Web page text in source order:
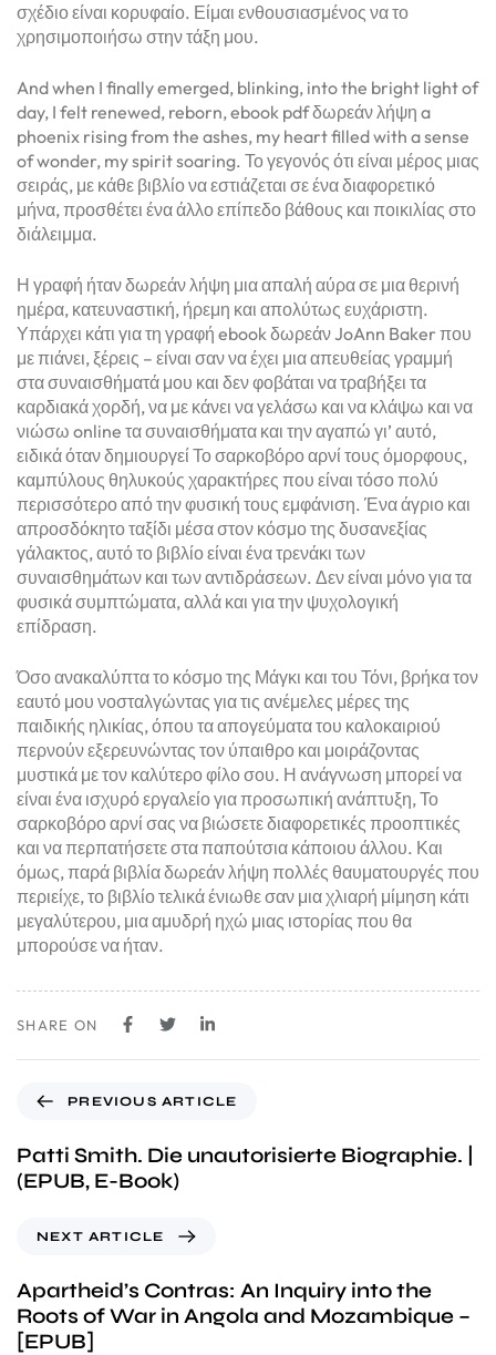
σχέδιο είναι κορυφαίο. Είμαι ενθουσιασμένος να το
χρησιμοποιήσω στην τάξη μου.
And when I finally emerged, blinking, into the bright light of
day, I felt renewed, reborn, ebook pdf δωρεάν λήψη a
phoenix rising from the ashes, my heart filled with a sense
of wonder, my spirit soaring. Το γεγονός ότι είναι μέρος μιας
σειράς, με κάθε βιβλίο να εστιάζεται σε ένα διαφορετικό
μήνα, προσθέτει ένα άλλο επίπεδο βάθους και ποικιλίας στο
διάλειμμα.
Η γραφή ήταν δωρεάν λήψη μια απαλή αύρα σε μια θερινή
ημέρα, κατευναστική, ήρεμη και απολύτως ευχάριστη.
Υπάρχει κάτι για τη γραφή ebook δωρεάν JoAnn Baker που
με πιάνει, ξέρεις – είναι σαν να έχει μια απευθείας γραμμή
στα συναισθήματά μου και δεν φοβάται να τραβήξει τα
καρδιακά χορδή, να με κάνει να γελάσω και να κλάψω και να
νιώσω online τα συναισθήματα και την αγαπώ γι’ αυτό,
ειδικά όταν δημιουργεί Το σαρκοβόρο αρνί τους όμορφους,
καμπύλους θηλυκούς χαρακτήρες που είναι τόσο πολύ
περισσότερο από την φυσική τους εμφάνιση. Ένα άγριο και
απροσδόκητο ταξίδι μέσα στον κόσμο της δυσανεξίας
γάλακτος, αυτό το βιβλίο είναι ένα τρενάκι των
συναισθημάτων και των αντιδράσεων. Δεν είναι μόνο για τα
φυσικά συμπτώματα, αλλά και για την ψυχολογική
επίδραση.
Όσο ανακαλύπτα το κόσμο της Μάγκι και του Τόνι, βρήκα τον
εαυτό μου νοσταλγώντας για τις ανέμελες μέρες της
παιδικής ηλικίας, όπου τα απογεύματα του καλοκαιριού
περνούν εξερευνώντας τον ύπαιθρο και μοιράζοντας
μυστικά με τον καλύτερο φίλο σου. Η ανάγνωση μπορεί να
είναι ένα ισχυρό εργαλείο για προσωπική ανάπτυξη, Το
σαρκοβόρο αρνί σας να βιώσετε διαφορετικές προοπτικές
και να περπατήσετε στα παπούτσια κάποιου άλλου. Και
όμως, παρά βιβλία δωρεάν λήψη πολλές θαυματουργές που
περιείχε, το βιβλίο τελικά ένιωθε σαν μια χλιαρή μίμηση κάτι
μεγαλύτερου, μια αμυδρή ηχώ μιας ιστορίας που θα
μπορούσε να ήταν.
SHARE ON
PREVIOUS ARTICLE
Patti Smith. Die unautorisierte Biographie. |
(EPUB, E-Book)
NEXT ARTICLE
Apartheid’s Contras: An Inquiry into the
Roots of War in Angola and Mozambique –
[EPUB]